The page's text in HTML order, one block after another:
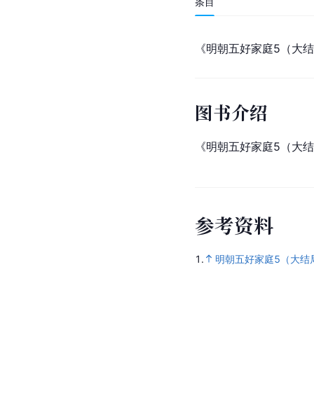
《明朝五好家庭5（大
图书介绍
《明朝五好家庭5（大
参考资料
1. 明朝五好家庭5（大结